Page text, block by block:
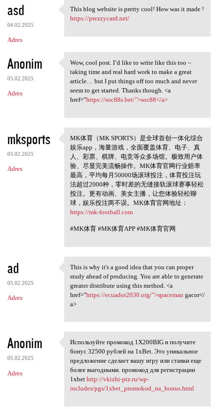
asd
04.02.2025
Adres
This blog website is pretty
This blog website is pretty cool! How was it made !
https://prezzycard.net/
Anonim
05.02.2025
Adres
Wow, cool post. I’d like to
Wow, cool post. I’d like to write like this too –
taking time and real hard work to make a great
article… but I put things off too much and never
seem to get started. Thanks though. <a
href="https://soc88s.bet/">soc88</a>
mksports
05.02.2025
Adres
MK体育（MK SPORTS
MK体育（MK SPORTS）是全球首创一体化综合
娱乐app，海量游戏，全面覆盖体育、电子、真
人、彩票、棋牌、电竞等众多场馆。极致用户体
验、尽显完美流畅操作。MK体育官网行业赔率
最高，平均每月50000场滚球投注，体育投注玩
法超过2000种，零时差的无缝接轨滚球赛事轻松
投注。更有动画、美女主播，让您体验轻松聊
球，娱乐投注两不误。MK体育官网地址：
https://mk-football.com
#MK体育 #MK体育APP #MK体育官网
ad
05.02.2025
Adres
This is why it's a good idea
This is why it's a good idea that you can proper
study ahead of producing. You are able to generate
greater distribute using this method. <a
href="https://ecuador2030.org/">spaceman gacor</
a>
Anonim
05.02.2025
Adres
Используйте промокод 1X200BIG
Используйте промокод 1X200BIG и получите
бонус 32500 рублей на 1xBet. Это уникальное
предложение сделает вашу игру или ставки еще
более выгодными. промокод для регистрации
1xbet http://vkizhi-ptz.ru/wp-
includes/pgs/1xbet_promokod_na_bonus.html